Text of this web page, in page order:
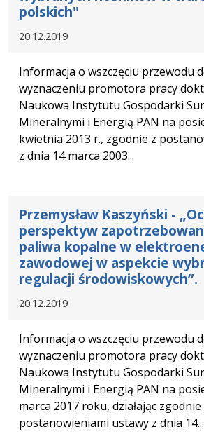
polskich"
20.12.2019
Informacja o wszczęciu przewodu
wyznaczeniu promotora pracy
Naukowa Instytutu Gospodarki
Mineralnymi i Energią PAN na
kwietnia 2013 r., zgodnie z
z dnia 14 marca 2003...
Przemysław Kaszyński -
perspektyw
paliwa kopalne w
zawodowej w aspekcie
regulacji środowiskowych”.
20.12.2019
Informacja o wszczęciu przewodu
wyznaczeniu promotora pracy
Naukowa Instytutu Gospodarki
Mineralnymi i Energią PAN na
marca 2017 roku, działając zgodnie
postanowieniami ustawy z dnia 14...